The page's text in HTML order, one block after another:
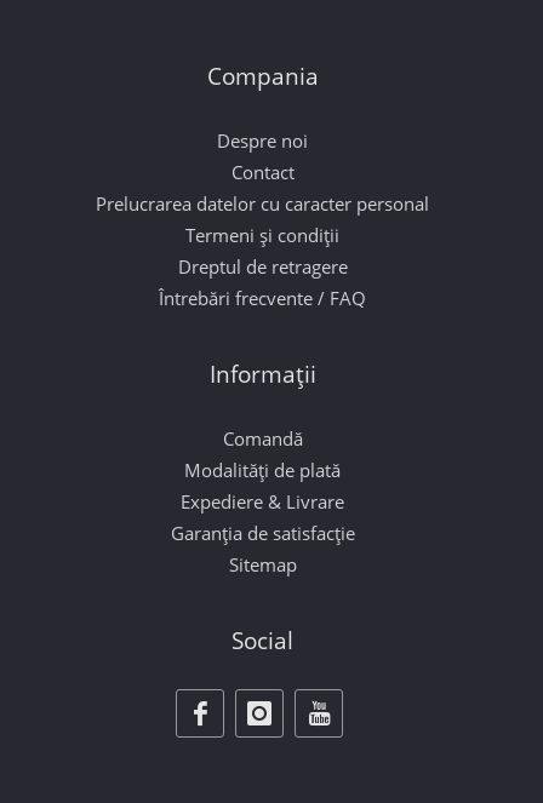
Compania
Despre noi
Contact
Prelucrarea datelor cu caracter personal
Termeni și condiții
Dreptul de retragere
Întrebări frecvente / FAQ
Informații
Comandă
Modalități de plată
Expediere & Livrare
Garanția de satisfacție
Sitemap
Social